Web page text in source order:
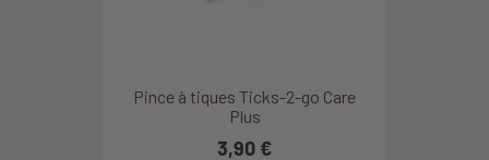
Pince à tiques Ticks-2-go Care
Plus
3,90 €